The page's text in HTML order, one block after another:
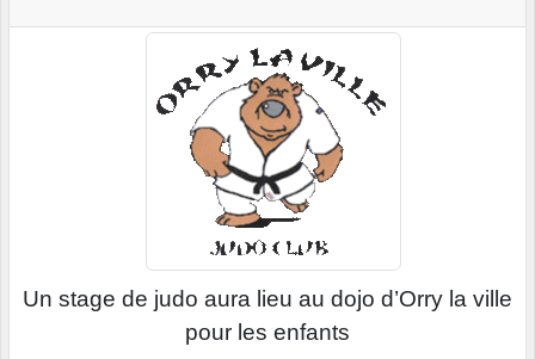
Un stage de judo aura lieu au dojo d’Orry la ville
pour les enfants